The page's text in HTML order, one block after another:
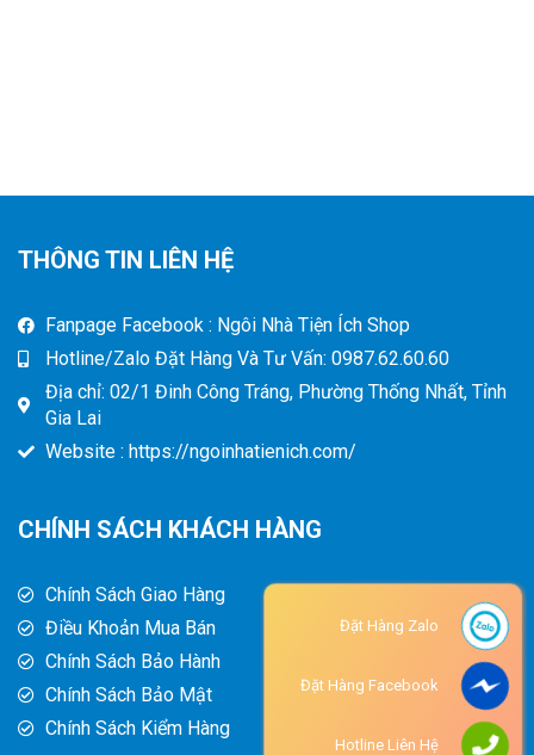
THÔNG TIN LIÊN HỆ
Fanpage Facebook : Ngôi Nhà Tiện Ích Shop
Hotline/Zalo Đặt Hàng Và Tư Vấn: 0987.62.60.60
Địa chỉ: 02/1 Đinh Công Tráng, Phường Thống Nhất, Tỉnh
Gia Lai
Website : https://ngoinhatienich.com/
CHÍNH SÁCH KHÁCH HÀNG
Chính Sách Giao Hàng
Điều Khoản Mua Bán
Chính Sách Bảo Hành
Chính Sách Bảo Mật
Chính Sách Kiểm Hàng
Đặt Hàng Zalo
Đặt Hàng Facebook
Hotline Liên Hệ